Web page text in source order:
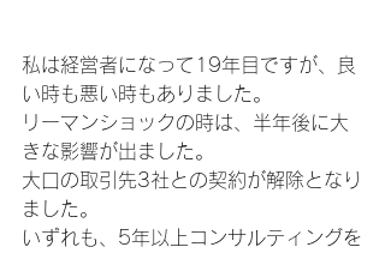
私は経営者になって19年目ですが、良
い時も悪い時もありました。
リーマンショックの時は、半年後に大
きな影響が出ました。
大口の取引先3社との契約が解除となり
ました。
いずれも、5年以上コンサルティングを